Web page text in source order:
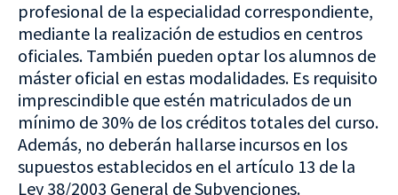
profesional de la especialidad correspondiente,
mediante la realización de estudios en centros
oficiales. También pueden optar los alumnos de
máster oficial en estas modalidades. Es requisito
imprescindible que estén matriculados de un
mínimo de 30% de los créditos totales del curso.
Además, no deberán hallarse incursos en los
supuestos establecidos en el artículo 13 de la
Ley 38/2003 General de Subvenciones.